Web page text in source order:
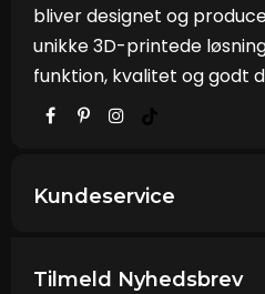
bliver designet og
unikke 3D-printede
funktion, kvalitet og godt
Kundeservice
Tilmeld Nyhedsbrev